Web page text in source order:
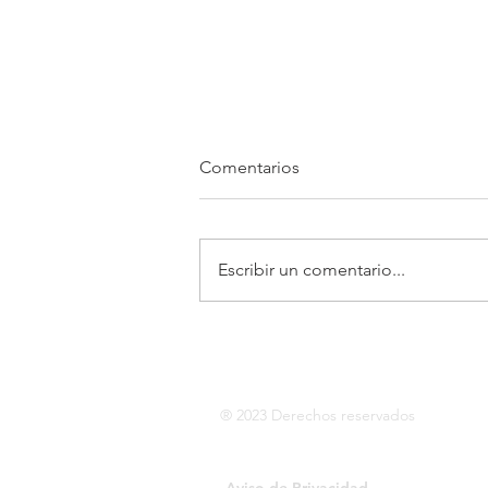
Comentarios
Escribir un comentario...
® 2023 Derechos reservados